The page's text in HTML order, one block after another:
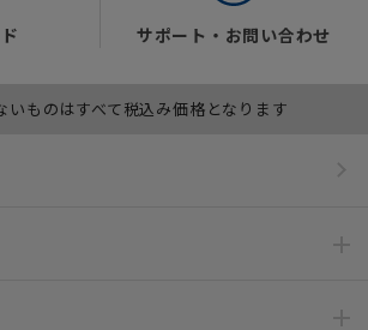
サポート・お問い合わせ
ものはすべて税込み価格となります